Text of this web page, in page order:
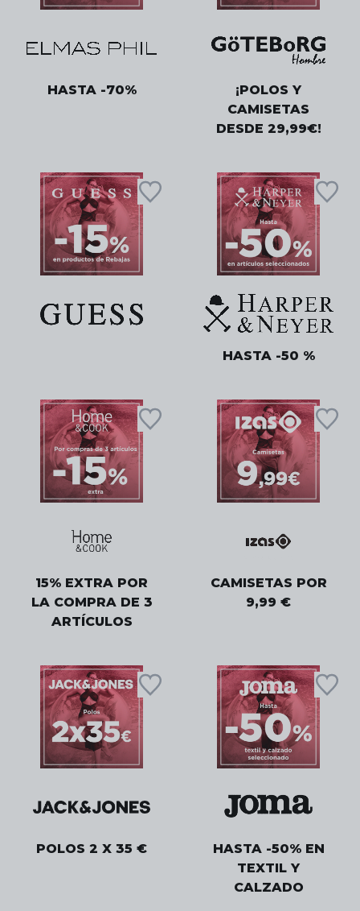
HASTA -70%
¡POLOS Y
CAMISETAS
DESDE 29,99€!
HASTA -50 %
15% EXTRA POR
LA COMPRA DE 3
ARTÍCULOS
CAMISETAS POR
9,99 €
POLOS 2 X 35 €
HASTA -50% EN
TEXTIL Y
CALZADO